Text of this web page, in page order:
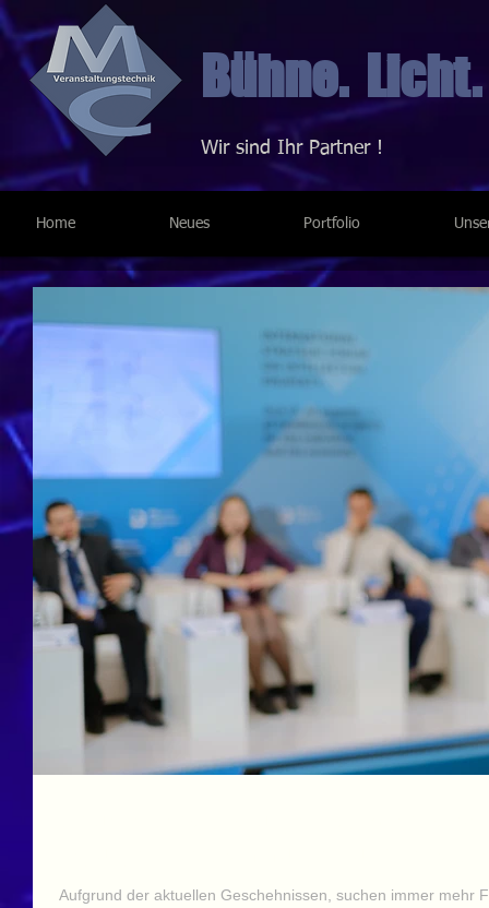
Home Neues Portfolio
Bühne.
Wir sind Ihr Partner !
Aufgrund der aktuellen Geschehnissen, suchen immer mehr